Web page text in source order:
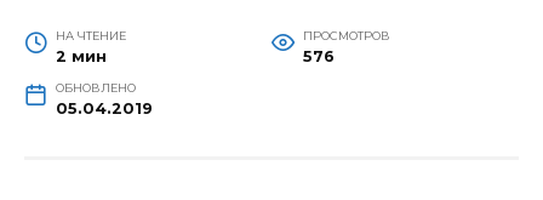
НА ЧТЕНИЕ
2 мин
ПРОСМОТРОВ
576
ОБНОВЛЕНО
05.04.2019